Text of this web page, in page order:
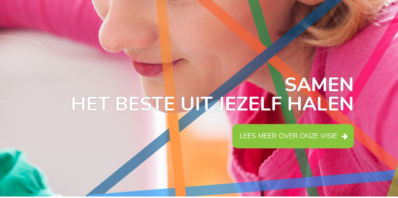
SAMEN
HET BESTE UIT JEZELF HALEN
LEES MEER OVER ONZE VISIE